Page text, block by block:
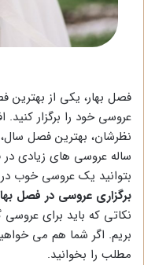
فصل بهار، یکی از
عروسی خود را برگزار کنید.
نظرشان، بهترین فصل
ساله عروسی های زیادی در
بتوانید یک عروسی خوب در
برگزاری عروسی در فصل
نکاتی که باید برای
بریم. اگر شما هم می
مطلب را بخوانید.